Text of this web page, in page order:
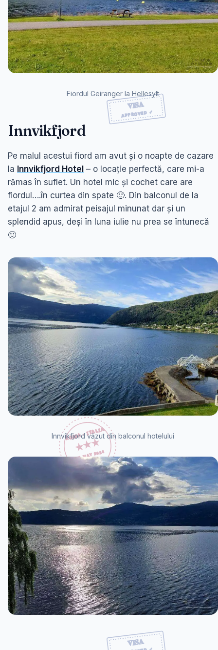
Fiordul Geiranger la Hellesylt
Innvikfjord
Pe malul acestui fiord am avut și o noapte de cazare
la Innvikfjord Hotel – o locație perfectă, care mi-a
rămas în suflet. Un hotel mic și cochet care are
fiordul….în curtea din spate 🙂. Din balconul de la
etajul 2 am admirat peisajul minunat dar și un
splendid apus, deși în luna iulie nu prea se întunecă
🙂
Innvikfjord văzut din balconul hotelului